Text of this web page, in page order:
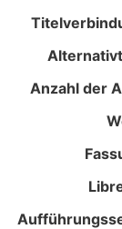
Anzahl der